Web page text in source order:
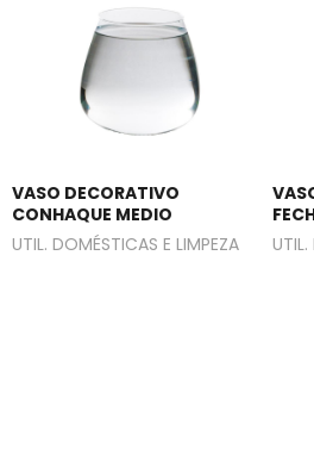
VASO DECORATIVO
CONHAQUE MEDIO
UTIL. DOMÉSTICAS E LIMPEZA